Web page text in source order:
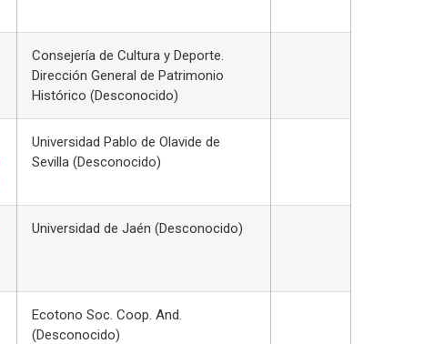
Consejería de Cultura y Deporte.
Dirección General de Patrimonio
Histórico (Desconocido)
Universidad Pablo de Olavide de
Sevilla (Desconocido)
Universidad de Jaén (Desconocido)
Ecotono Soc. Coop. And.
(Desconocido)